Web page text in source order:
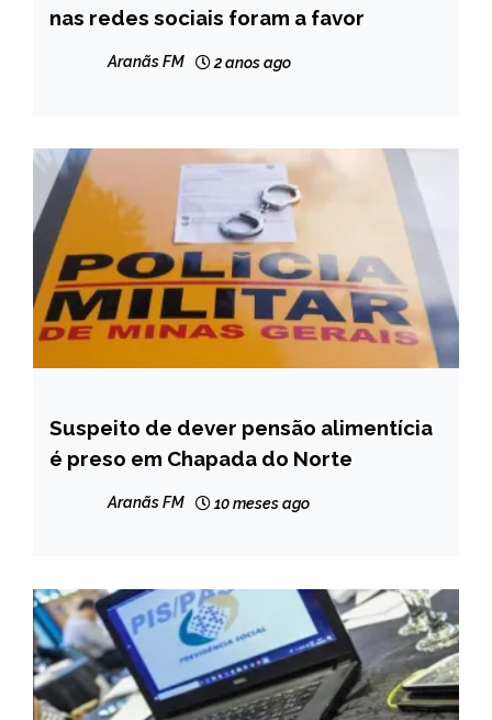
NOTÍCIAS
nas redes sociais foram a favor
Aranãs FM 2 anos ago
CAPELINHA
MINAS
Suspeito de dever pensão alimentícia
é preso em Chapada do Norte
Aranãs FM 10 meses ago